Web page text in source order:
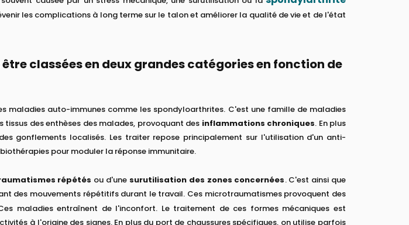
les complications à long terme sur le talon et améliorer la qualité de vie et de l'état
classées en deux grandes catégories en fonction de
maladies auto-immunes comme les spondyloarthrites. C'est une famille de maladies
des enthèses des malades, provoquant des inflammations chroniques. En plus
gonflements localisés. Les traiter repose principalement sur l'utilisation d'un anti-
pour moduler la réponse immunitaire.
répétés ou d'une surutilisation des zones concernées. C'est ainsi que
des mouvements répétitifs durant le travail. Ces microtraumatismes provoquent des
maladies entraînent de l'inconfort. Le traitement de ces formes mécaniques est
à l'origine des signes. En plus du port de chaussures spécifiques, on utilise parfois